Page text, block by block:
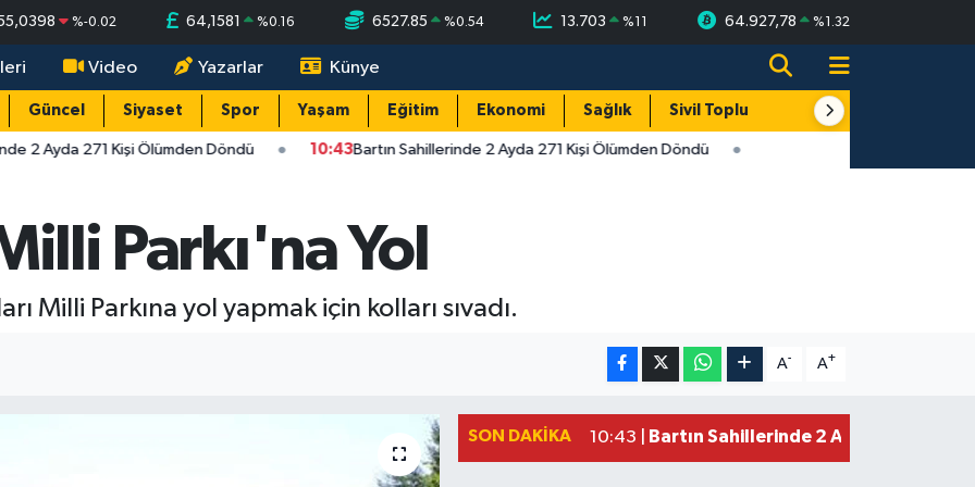
%-0.02 64,1581 %0.16 6527.85 %0.54 13.703 %11 64.927,78 %1.32
Video Yazarlar Künye
Güncel Siyaset Spor Yaşam Eğitim Ekonomi Sağlık Sivil Toplum Turizm
2 Ayda 271 Kişi Ölümden Döndü 10:43Bartın Sahillerinde 2 Ayda 271 Kişi Ölümden Döndü
Parkı'na Yol
Milli Parkına yol yapmak için kolları sıvadı.
A- A+
SON DAKIKA 10:43 | Bartın Sahillerinde 2 Ayda 271 Kişi